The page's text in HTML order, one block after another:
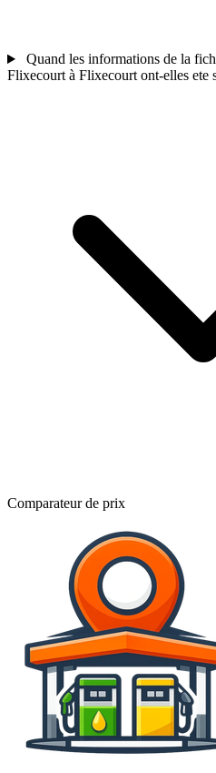
Quand les informations de la
Flixecourt à Flixecourt ont-elles ete
Comparateur de prix